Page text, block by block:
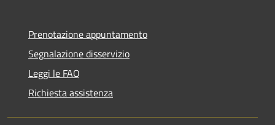
Prenotazione appuntamento
Segnalazione disservizio
Leggi le FAQ
Richiesta assistenza